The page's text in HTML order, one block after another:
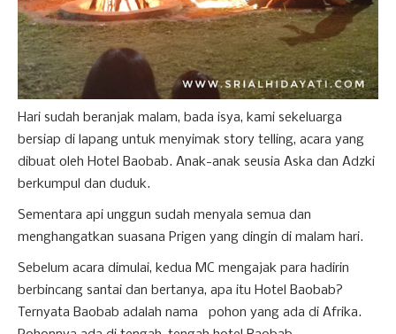
Hari sudah beranjak malam, bada isya, kami sekeluarga
bersiap di lapang untuk menyimak story telling, acara yang
dibuat oleh Hotel Baobab. Anak-anak seusia Aska dan Adzki
berkumpul dan duduk.
Sementara api unggun sudah menyala semua dan
menghangatkan suasana Prigen yang dingin di malam hari.
Sebelum acara dimulai, kedua MC mengajak para hadirin
berbincang santai dan bertanya, apa itu Hotel Baobab?
Ternyata Baobab adalah nama pohon yang ada di Afrika.